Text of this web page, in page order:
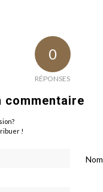
0
RÉPONSES
commentaire
!
Nom